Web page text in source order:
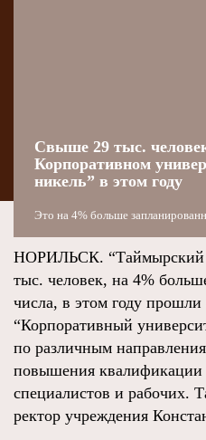
Свыше 29 тыс.
Корпоративном
никель” в этом году
Это на 4% больше
НОРИЛЬСК. “Таймырский
тыс. человек, на 4%
числа, в этом году
“Корпоративный
по различным
повышения квалификации
специалистов и рабочих.
ректор учреждения